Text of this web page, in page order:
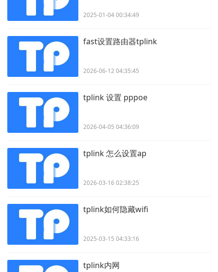
2025-01-04 00:34:49
fast设置路由器tplink
2026-06-12 04:35:45
tplink 设置 pppoe
2026-04-05 04:36:09
tplink 怎么设置ap
2026-03-16 02:38:25
tplink如何隐藏wifi
2025-03-15 04:33:16
tplink内网